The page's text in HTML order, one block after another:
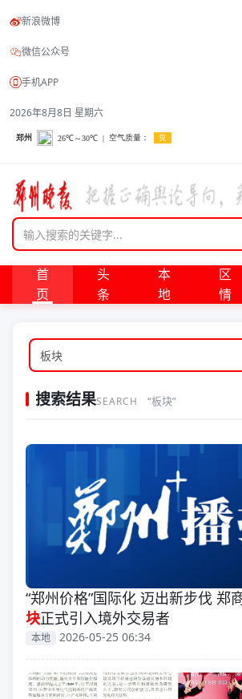
新浪微博
微信公众号
手机APP
2026年8月8日 星期六
首
页
头
条
本
地
区
情
搜索结果SEARCH “板块”
“郑州价格”国际化 迈出新步伐 郑
块正式引入境外交易者
本地 2026-05-25 06:34